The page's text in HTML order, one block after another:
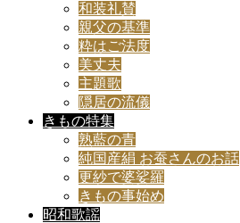
和装礼賛
親父の基準
粋はご法度
美丈夫
主題歌
隠居の流儀
きもの特集
熟藍の青
純国産絹 お蚕さんのお話
更紗で婆娑羅
きもの事始め
昭和歌謡